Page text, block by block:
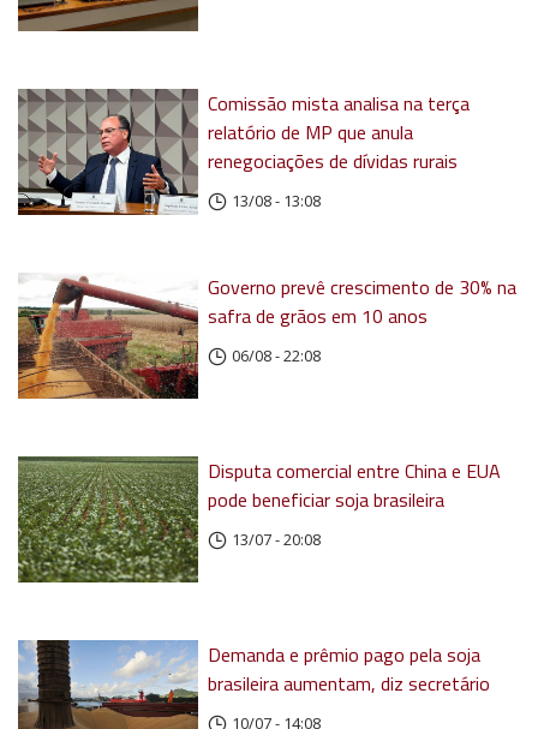
Comissão mista analisa na terça
relatório de MP que anula
renegociações de dívidas rurais
13/08 - 13:08
Governo prevê crescimento de 30% na
safra de grãos em 10 anos
06/08 - 22:08
Disputa comercial entre China e EUA
pode beneficiar soja brasileira
13/07 - 20:08
Demanda e prêmio pago pela soja
brasileira aumentam, diz secretário
10/07 - 14:08